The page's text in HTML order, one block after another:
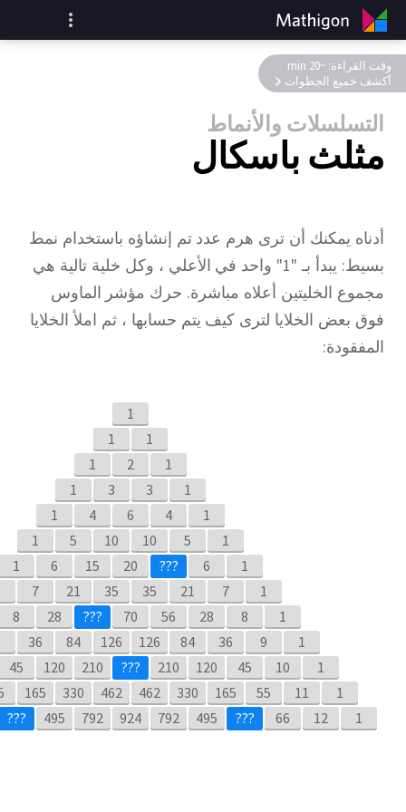
التسلسلات والأنماط
مثلث باسكال
وقت القراءة: ~20 min
أكشف خميع الجطوات
أدناه يمكنك أن ترى هرم عدد تم إنشاؤه باستخدام نمط
بسيط: يبدأ بـ "1" واحد في الأعلي ، وكل خلية تالية هي
مجموع الخليتين أعلاه مباشرة. حرك مؤشر الماوس
فوق بعض الخلايا لترى كيف يتم حسابها ، ثم املأ الخلايا
المفقودة:
1
1
1
1
2
1
1
3
3
1
1
4
6
4
1
1
5
10
10
5
1
1
6
20
15
6
1
1
7
21
35
35
21
7
1
8
28
56
70
28
8
1
9
36
84
126
126
84
36
1
10
45
120
210
210
120
45
1
11
55
165
330
462
462
330
165
1
12
66
495
792
924
792
495